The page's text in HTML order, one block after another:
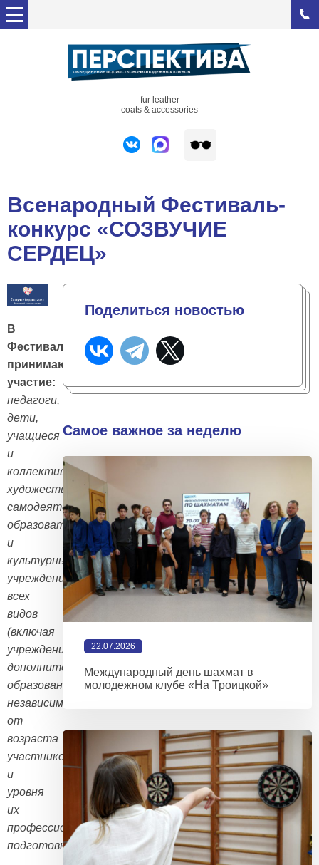
fur leather
coats & accessories
Всенародный Фестиваль-
конкурс «СОЗВУЧИЕ
СЕРДЕЦ»
В
Фестивале
принимают
участие:
педагоги,
дети,
учащиеся
и
коллективы
художественной
самодеятельности,
образовательных
и
культурных
учреждений
всех
видов
(включая
учреждения
дополнительного
образования),
независимо
от
возраста
участников
и
уровня
их
профессиональной
подготовки.
Поделиться новостью
Самое важное за неделю
22.07.2026
Международный день шахмат в
молодежном клубе «На Троицкой»